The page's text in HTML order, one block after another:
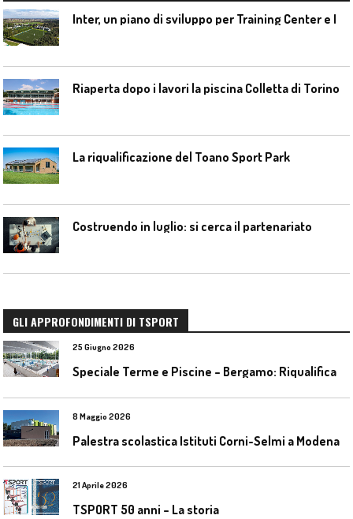
Riaperta dopo i lavori la piscina Colletta di Torino
La riqualificazione del Toano Sport Park
Costruendo in luglio: si cerca il partenariato
GLI APPROFONDIMENTI DI TSPORT
25 Giugno 2026
8 Maggio 2026
Palestra scolastica Istituti Corni-Selmi a Modena
21 Aprile 2026
TSPORT 50 anni – La storia